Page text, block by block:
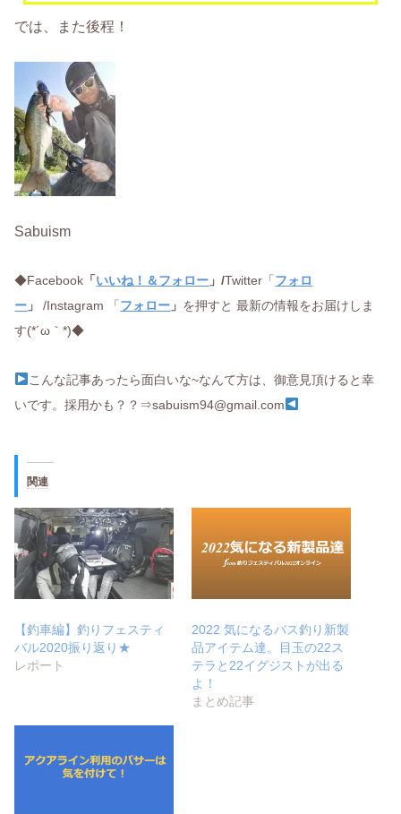
では、また後程！
Sabuism
◆Facebook 「 いいね！＆フォロー 」/Twitter「 フォロ
ー 」/Instagram 「 フォロー 」 を押すと 最新の情報をお届けしま
す(*´ω｀*)◆
こんな記事あったら面白いな~なんて方は、御意見頂けると幸
いです。採用かも？？⇒sabuism94@gmail.com
関連
【釣車編】釣りフェスティ
バル2020振り返り★
レポート
2022 気になるバス釣り新製
品アイテム達。目玉の22ス
テラと22イグジストが出る
よ！
まとめ記事